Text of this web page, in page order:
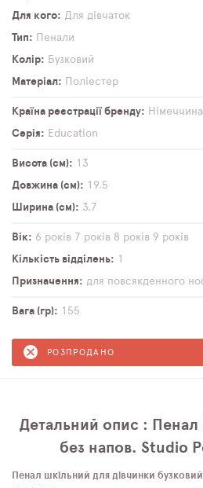
Для кого
Для дівчаток
Тип
Пенали
Колір
Бузковий
Матеріал
Поліестер
Країна реєстрації бренду
Німеччина
Серія
Education
Висота (см)
13
Довжина (см)
19,5
Ширина (см)
3,7
Вік 6 років 7 років 8 років 9 років
Кількість відділень
1
Призначення
для повсякденного
Вага (гр) 155
РОЗПРОДАНО
Детальний опис : Пенал
без напов. Studio
Пенал шкільний для дівчинки